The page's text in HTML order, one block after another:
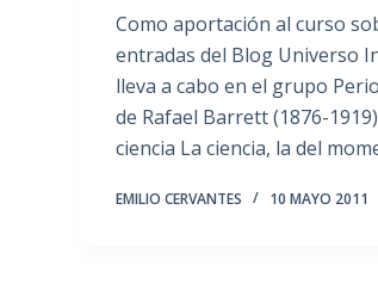
Como aportación al curso
entradas del Blog Universo
lleva a cabo en el grupo
de Rafael Barrett (1876-
ciencia La ciencia, la del
EMILIO CERVANTES 10 MAYO 2011